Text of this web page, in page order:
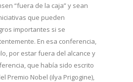
“fuera de la caja” y sean
que pueden
importantes si se
En esa conferencia,
por estar fuera del alcance y
que había sido escrito
Premio Nobel (ilya Prigogine),